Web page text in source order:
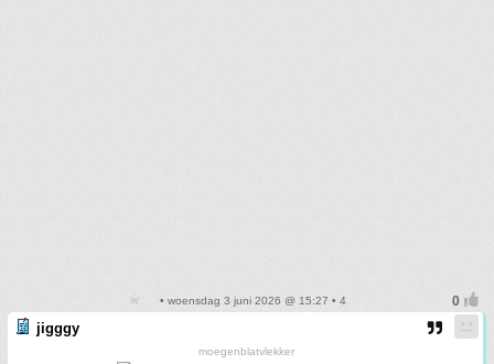
• woensdag 3 juni 2026 @ 15:27 • 4
jigggy
moegenblatvlekker